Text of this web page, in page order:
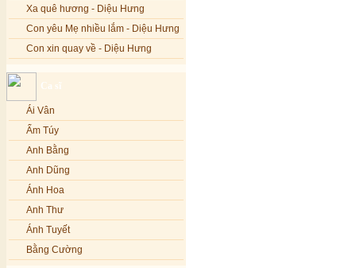
Xa quê hương - Diệu Hưng
Con yêu Mẹ nhiều lắm - Diệu Hưng
Con xin quay về - Diệu Hưng
Nếu xa Phật - Diệu Hưng
Tình Lam - Kim Khánh & Hoàng
Vĩnh
Xin cho con niềm tin - Kim Linh
Quán Âm Mẹ hiền - Kim Linh
Nhạc niệm Nam Mô A Di Đà Phật -
Kim Linh
Mẹ Từ Bi - Kim Linh
12 Lời nguyện của Bồ tát Quán Thế
Âm - Kim Linh
Ca sĩ
Ái Vân
Ẩm Túy
Anh Bằng
Anh Dũng
Ánh Hoa
Anh Thư
Ánh Tuyết
Bằng Cường